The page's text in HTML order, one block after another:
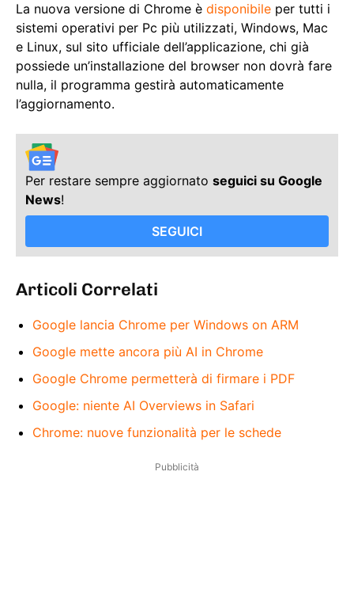
La nuova versione di Chrome è disponibile per tutti i
sistemi operativi per Pc più utilizzati, Windows, Mac
e Linux, sul sito ufficiale dell’applicazione, chi già
possiede un’installazione del browser non dovrà fare
nulla, il programma gestirà automaticamente
l’aggiornamento.
Per restare sempre aggiornato seguici su Google
News!
SEGUICI
Articoli Correlati
Google lancia Chrome per Windows on ARM
Google mette ancora più AI in Chrome
Google Chrome permetterà di firmare i PDF
Google: niente AI Overviews in Safari
Chrome: nuove funzionalità per le schede
Pubblicità